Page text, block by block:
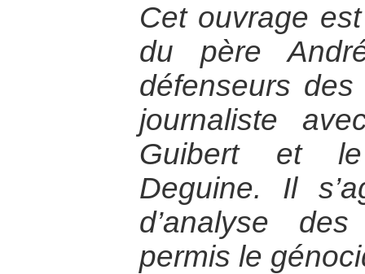
Cet ouvrage
du père
défenseurs
journaliste
Guibert et le
Deguine. Il
d’analyse
permis le